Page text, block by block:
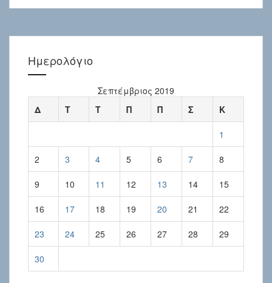
Ημερολόγιο
Σεπτέμβριος 2019
Δ
Τ Τ Π Π Σ Κ
1
2 3 4 5 6 7 8
9 10 11 12 13 14 15
16 17 18 19 20 21 22
23 24 25 26 27 28 29
30